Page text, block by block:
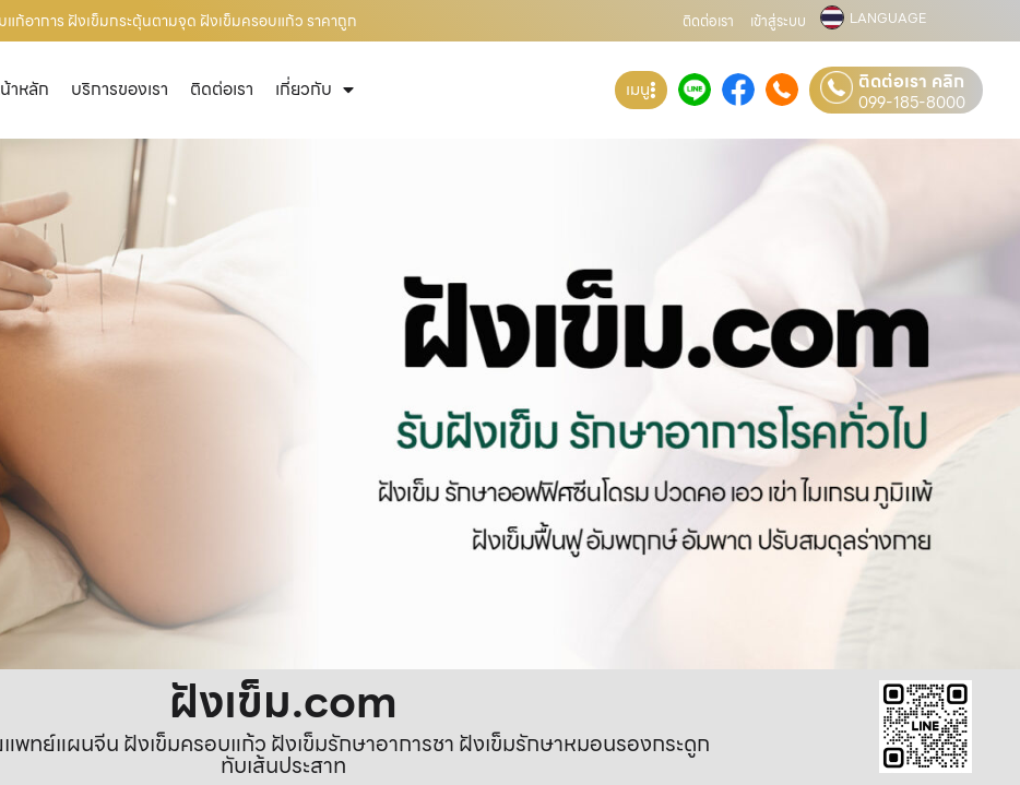
ก้อาการ ฝังเข็มกระตุ้นตามจุด ฝังเข็มครอบแก้ว ราคาถูก ติดต่อเรา เข้าสู่ระบบ LANGUAGE
าหลัก บริการของเรา ติดต่อเรา เกี่ยวกับ เมนู ติดต่อเรา คลิก
099-185-8000
ฝังเข็ม.com
พทย์แผนจีน ฝังเข็มครอบแก้ว ฝังเข็มรักษาอาการชา ฝังเข็มรักษาหมอนรองกระดูก
ทับเส้นประสาท